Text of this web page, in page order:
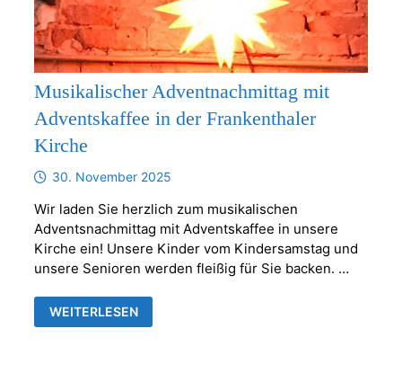
Musikalischer Adventnachmittag mit
Adventskaffee in der Frankenthaler
Kirche
30. November 2025
Wir laden Sie herzlich zum musikalischen
Adventsnachmittag mit Adventskaffee in unsere
Kirche ein! Unsere Kinder vom Kindersamstag und
unsere Senioren werden fleißig für Sie backen. …
MUSIKALISCHER
ADVENTNACHMITTAG
WEITERLESEN